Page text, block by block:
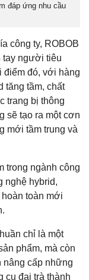
đáp ứng nhu cầu
công ty, ROBOB
tay người tiêu
điểm đó, với hàng
tăng tầm, chất
trang bị thông
sẽ tạo ra một cơn
mới tầm trung và
trong ngành công
nghệ hybrid,
toàn mới
chỉ là một
phẩm, mà còn
nâng cấp những
cụ đại trà thành